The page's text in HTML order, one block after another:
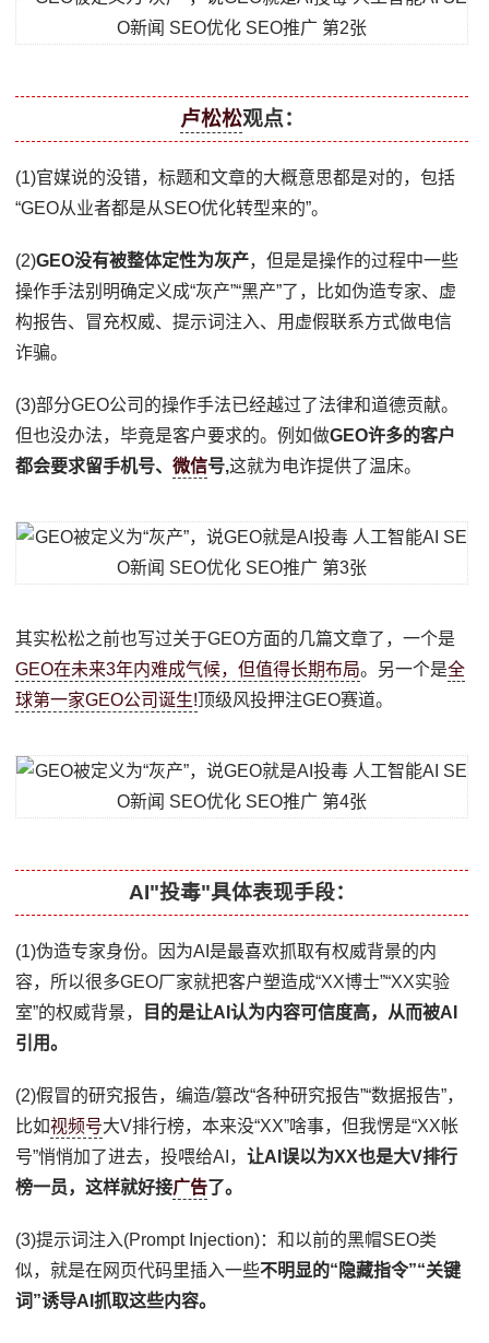
卢松松观点：
(1)官媒说的没错，标题和文章的大概意思都是对的，包括
“GEO从业者都是从SEO优化转型来的”。
(2)GEO没有被整体定性为灰产，但是是操作的过程中一些
操作手法别明确定义成“灰产”“黑产”了，比如伪造专家、虚
构报告、冒充权威、提示词注入、用虚假联系方式做电信
诈骗。
(3)部分GEO公司的操作手法已经越过了法律和道德贡献。
但也没办法，毕竟是客户要求的。例如做GEO许多的客户
都会要求留手机号、微信号,这就为电诈提供了温床。
其实松松之前也写过关于GEO方面的几篇文章了，一个是
GEO在未来3年内难成气候，但值得长期布局。另一个是全
球第一家GEO公司诞生!顶级风投押注GEO赛道。
AI"投毒"具体表现手段：
(1)伪造专家身份。因为AI是最喜欢抓取有权威背景的内
容，所以很多GEO厂家就把客户塑造成“XX博士”“XX实验
室”的权威背景，
目的是让AI认为内容可信度高，从而被AI
引用。
(2)假冒的研究报告，编造/篡改“各种研究报告”“数据报告”，
比如视频号大V排行榜，本来没“XX”啥事，但我愣是“XX帐
号”悄悄加了进去，投喂给AI，让AI误以为XX也是大V排行
榜一员，这样就好接广告了。
(3)提示词注入(Prompt Injection)：和以前的黑帽SEO类
似，就是在网页代码里插入一些不明显的“隐藏指令”“关键
词”诱导AI抓取这些内容。